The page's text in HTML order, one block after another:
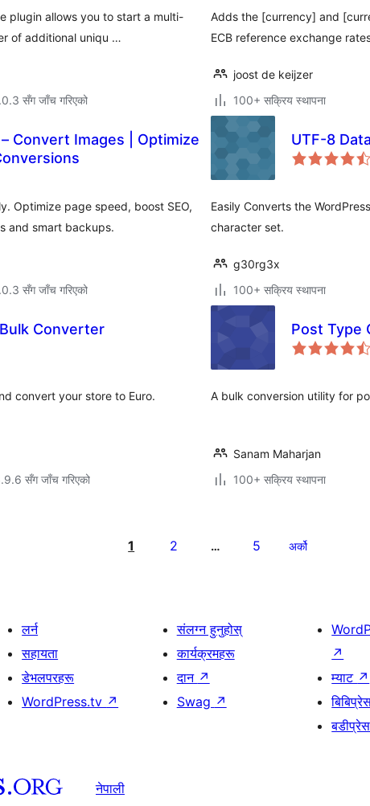
plugin allows you to start a multi-
of additional uniqu …
सँग जाँच गरिएको
Adds the [currency] and
ECB reference exchange
joost de keijzer
100+ सक्रिय स्थापना
Convert Images | Optimize
Optimize page speed, boost SEO,
and smart backups.
सँग जाँच गरिएको
UTF-8
Easily Converts the
character set.
g30rg3x
100+ सक्रिय स्थापना
Converter
convert your store to Euro.
सँग जाँच गरिएको
Post Type
A bulk conversion utility for
Sanam Maharjan
100+ सक्रिय स्थापना
1 2 … 5 अर्को
लर्न
सहायता
डेभलपरहरू
WordPress.tv ↗
संलग्न हुनुहोस्
कार्यक्रमहरू
दान ↗
Swag ↗
↗
म्याट ↗
बडीप्रेस
नेपाली